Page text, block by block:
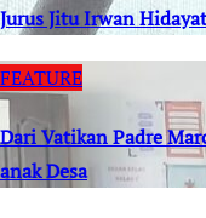
Jurus Jitu Irwan
FEATURE
Dari Vatikan Padre
anak Desa